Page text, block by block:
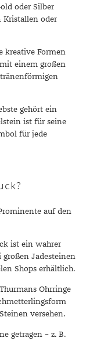
oder Silber
Kristallen oder
kreative Formen
einem großen
gehört ein
ist für seine
für jede
auf den
ist ein wahrer
großen Jadesteinen
Shops erhältlich.
Ohrringe
versehen.
getragen – z. B.